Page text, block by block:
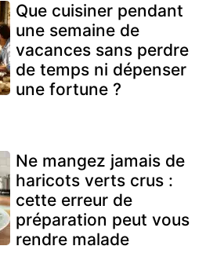
Que cuisiner pendant
une semaine de
vacances sans perdre
de temps ni dépenser
une fortune ?
Ne mangez jamais de
haricots verts crus :
cette erreur de
préparation peut vous
rendre malade